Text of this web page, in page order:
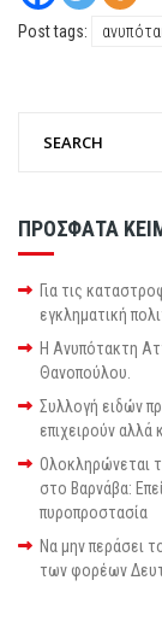
Post tags:
ΠΡΟΣΦΑΤΑ
Για τις
εγκληματική
Η Ανυπότακτη
Θανοπούλου.
Συλλογή ειδών
επιχειρούν αλλά
Ολοκληρώνεται
στο Βαρνάβα:
πυροπροστασία
Να μην περάσει
των φορέων